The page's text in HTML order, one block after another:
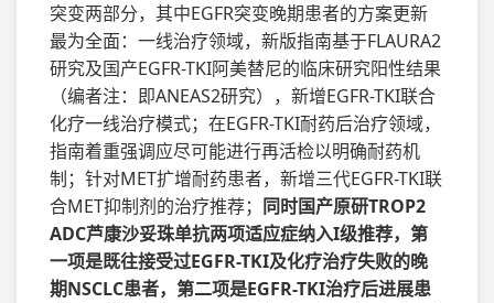
突变两部分，其中EGFR突变晚期患者的方案更新
最为全面：一线治疗领域，新版指南基于FLAURA2
研究及国产EGFR-TKI阿美替尼的临床研究阳性结果
（编者注：即ANEAS2研究），新增EGFR-TKI联合
化疗一线治疗模式；在EGFR-TKI耐药后治疗领域，
指南着重强调应尽可能进行再活检以明确耐药机
制；针对MET扩增耐药患者，新增三代EGFR-TKI联
合MET抑制剂的治疗推荐； 同时国产原研TROP2
ADC芦康沙妥珠单抗两项适应症纳入I级推荐，第
一项是既往接受过EGFR-TKI及化疗治疗失败的晚
期NSCLC患者，第二项是EGFR-TKI治疗后进展患